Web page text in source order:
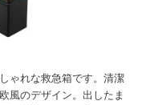
ゃれな救急箱です。清潔
風のデザイン。出したま